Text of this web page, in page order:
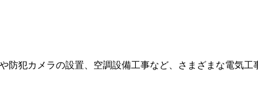
防犯カメラの設置、空調設備工事など、さまざまな電気